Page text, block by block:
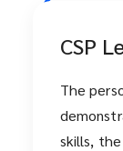
CSP
The
skills,